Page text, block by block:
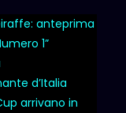
anteprima
1”
d’Italia
arrivano in